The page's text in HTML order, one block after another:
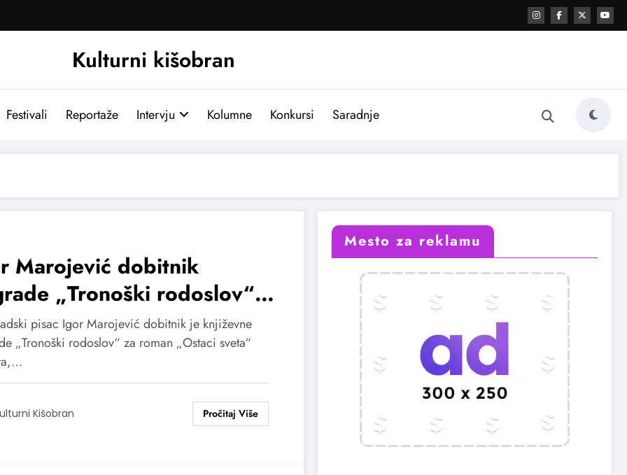
Kulturni kišobran
Festivali Reportaže Intervju Kolumne Konkursi Saradnje
Marojević dobitnik
„Tronoški rodoslov“
„Ostaci sveta“
pisac Igor Marojević dobitnik je književne
„Tronoški rodoslov“ za roman „Ostaci sveta“
Kišobran
Mesto za reklamu